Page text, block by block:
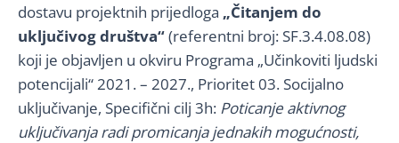
dostavu projektnih prijedloga „Čitanjem do
uključivog društva“(referentni broj: SF.3.4.08.08)
koji je objavljen u okviru Programa „Učinkoviti ljudski
potencijali“ 2021. – 2027., Prioritet 03. Socijalno
uključivanje, Specifični cilj 3h: Poticanje aktivnog
uključivanja radi promicanja jednakih mogućnosti,